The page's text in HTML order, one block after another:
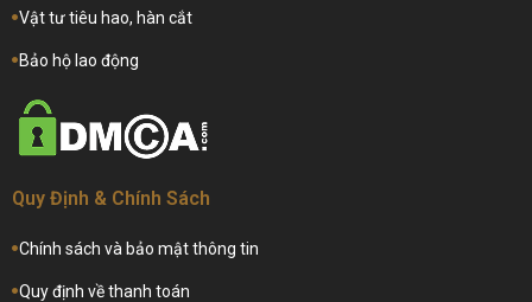
Vật tư tiêu hao, hàn cắt
Bảo hộ lao động
Quy Định & Chính Sách
Chính sách và bảo mật thông tin
Quy định về thanh toán